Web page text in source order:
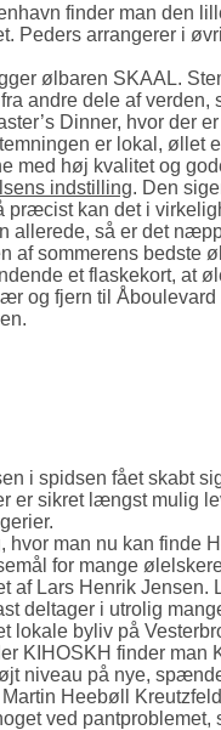
finder man den
Peders arrangerer i
ølbaren SKAAL.
andre dele af
Dinner, hvor der
er lokal, øllet
med høj kvalitet og
indstilling. Den
præcist kan det i
allerede, så er det
af sommerens bedste
et flaskekort, at
og fjern til Åboulevard
i spidsen fået skabt
er sikret længst mulig
hvor man nu kan finde
for mange
af Lars Henrik
deltager i utrolig
lokale byliv på
KIHOSKH finder
niveau på nye,
Heebøll
ved